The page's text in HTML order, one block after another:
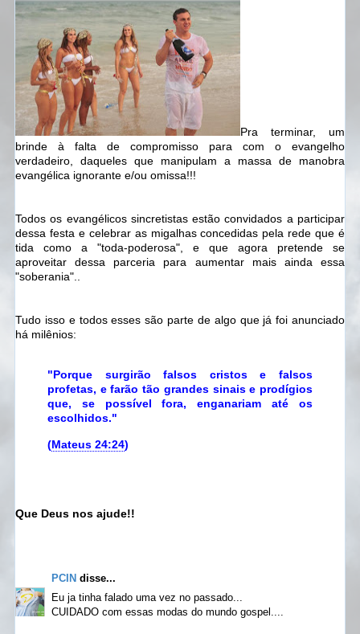
Pra terminar, um
brinde à falta de compromisso para com o evangelho
verdadeiro, daqueles que manipulam a massa de manobra
evangélica ignorante e/ou omissa!!!
Todos os evangélicos sincretistas estão convidados a participar
dessa festa e celebrar as migalhas concedidas pela rede que é
tida como a "toda-poderosa", e que agora pretende se
aproveitar dessa parceria para aumentar mais ainda essa
"soberania"..
Tudo isso e todos esses são parte de algo que já foi anunciado
há milênios:
"Porque surgirão falsos cristos e falsos
profetas, e farão tão grandes sinais e prodígios
que, se possível fora, enganariam até os
escolhidos."
(Mateus 24:24)
Que Deus nos ajude!!
PCIN disse...
Eu ja tinha falado uma vez no passado...
CUIDADO com essas modas do mundo gospel....